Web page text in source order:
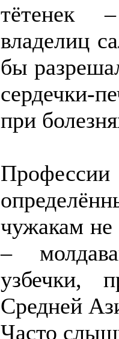
тётенек
владелиц
бы
сердечки-
при
чужакам не
–
узбечки,
Средней
Часто